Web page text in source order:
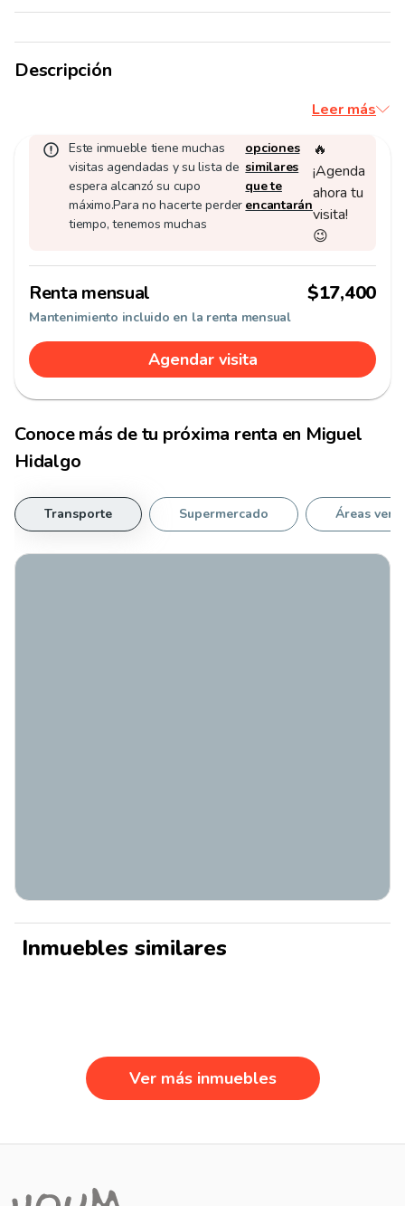
Descripción
Leer más
Este inmueble tiene muchas
visitas agendadas y su lista de
espera alcanzó su cupo
máximo.Para no hacerte perder
tiempo, tenemos muchas
opciones
similares
que te
encantarán
🔥
¡Agenda
ahora tu
visita!
😉
Renta mensual $17,400
Mantenimiento incluido en la renta mensual
Agendar visita
Conoce más de tu próxima renta en Miguel
Hidalgo
Transporte Supermercado Áreas
Inmuebles similares
Ver más inmuebles